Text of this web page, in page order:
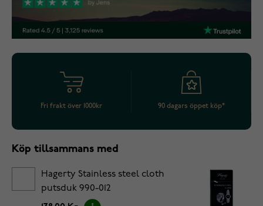
Fri frakt över 1000kr 90 dagars öppet köp*
Köp tillsammans med
Hagerty Stainless steel cloth
putsduk 990-012